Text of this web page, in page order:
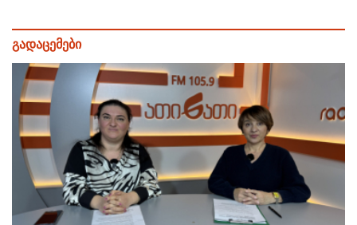
გადაცემები